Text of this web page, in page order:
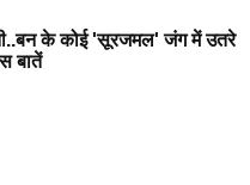
के कोई 'सूरजमल' जंग में उतरे
बातें